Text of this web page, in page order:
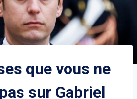
que vous ne
sur Gabriel